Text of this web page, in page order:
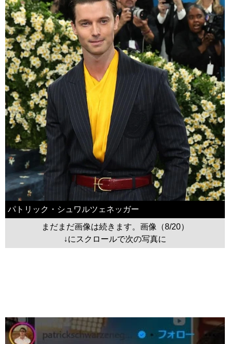
パトリック・シュワルツェネッガー
まだまだ画像は続きます。画像（8/20）
↓にスクロールで次の写真に